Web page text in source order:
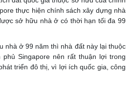
thực hiện chính sách xây dựng nhà
sở hữu nhà ở có thời hạn tối đa 99
nhà ở 99 năm thì nhà đất này lại thuộc
Singapore nên rất thuận lợi trong
triển đô thị, vì lợi ích quốc gia, công